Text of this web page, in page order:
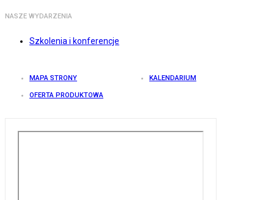
NASZE WYDARZENIA
Szkolenia i konferencje
MAPA STRONY KALENDARIUM
OFERTA PRODUKTOWA